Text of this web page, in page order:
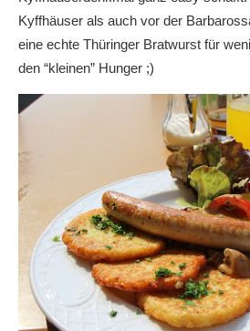
Kyffhäuser als auch vor der
eine echte Thüringer Bratwurst für
den “kleinen” Hunger ;)